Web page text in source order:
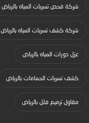
شركة فحص تسربات المياه بالرياض
شركة كشف تسربات المياه بالرياض
عزل دورات المياه بالرياض
كشف تسربات الحمامات بالرياض
مقاول ترميم فلل بالرياض